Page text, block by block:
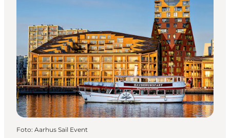
Foto: Aarhus Sail Event